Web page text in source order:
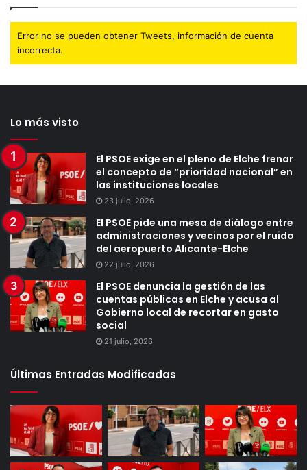
Error no se pueden obtener Tweets, información de cuenta
incorrecta.
Lo más visto
El PSOE exige en el pleno de Elche frenar
el concepto de “prioridad nacional” en
las instituciones locales
23 julio, 2026
El PSOE pide una mesa de diálogo entre
administraciones y vecinos por el ruido
del aeropuerto Alicante-Elche
22 julio, 2026
El PSOE denuncia la gestión de las
cuentas públicas en Elche y acusa al
Gobierno local de recortar en gasto
social
21 julio, 2026
Últimas Entradas Modificadas